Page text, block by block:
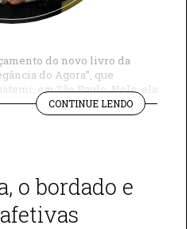
do novo livro da
do Agora”, que
em São Paulo. Nele, ela
com memórias da infância,
decisivos mais recentes.
CONTINUE LENDO"O
NOVO
o bordado e